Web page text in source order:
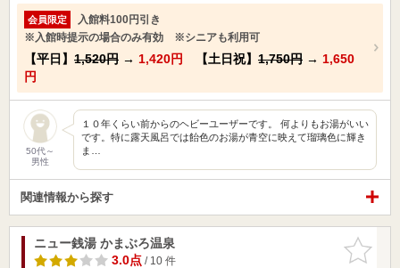
会員限定
入館料100円引き
※入館時提示の場合のみ有効 ※シニアも利用可
【平日】 1,520円 → 1,420円 【土日祝】 1,750円 → 1,650
円
50代～
男性
１０年くらい前からのヘビーユーザーです。 何よりもお湯がいい
です。特に露天風呂では飴色のお湯が青空に映えて瑠璃色に輝き
ま…
関連情報から探す
お気に入
りに追加
ニュー銭湯 かまぶろ温泉
3.0点/ 10 件